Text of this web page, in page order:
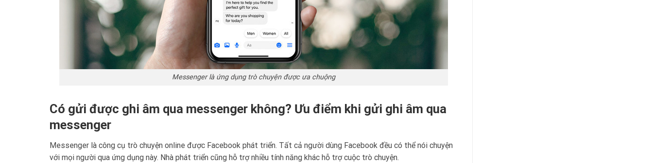
Messenger là ứng dụng trò chuyện được ưa chuộng
Có gửi được ghi âm qua messenger không? Ưu điểm khi gửi ghi âm qua
messenger
Messenger là công cụ trò chuyện online được Facebook phát triển. Tất cả người dùng Facebook đều có thể nói chuyện
với mọi người qua ứng dụng này. Nhà phát triển cũng hỗ trợ nhiều tính năng khác hỗ trợ cuộc trò chuyện.